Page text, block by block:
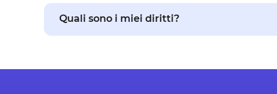
Quali sono i miei diritti?